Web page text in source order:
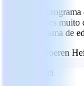
Este
funções
programa de
Goeren
Adorei